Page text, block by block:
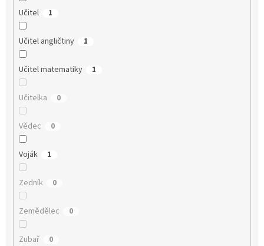
Učitel 1
Učitel angličtiny 1
Učitel matematiky 1
Učitelka 0
Vědec 0
Voják 1
Zedník 0
Zemědělec 0
Zubař 0